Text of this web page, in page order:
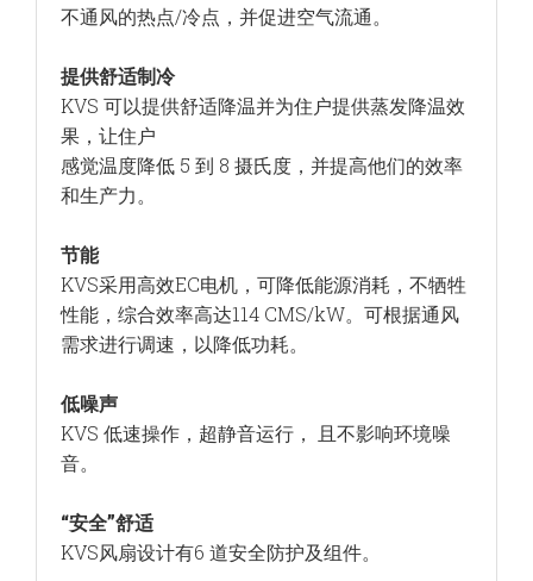
不通风的热点/冷点，并促进空气流通。
提供舒适制冷
KVS 可以提供舒适降温并为住户提供蒸发降温效
果，让住户
感觉温度降低 5 到 8 摄氏度，并提高他们的效率
和生产力。
节能
KVS采用高效EC电机，可降低能源消耗，不牺牲
性能，综合效率高达114 CMS/kW。可根据通风
需求进行调速，以降低功耗。
低噪声
KVS 低速操作，超静音运行， 且不影响环境噪
音。
“安全”舒适
KVS风扇设计有6 道安全防护及组件。